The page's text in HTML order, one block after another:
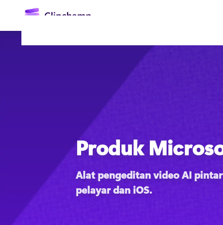
Daftar masuk
Cuba secara percuma
Produk
Alat pengeditan video AI
pelayar dan iOS.